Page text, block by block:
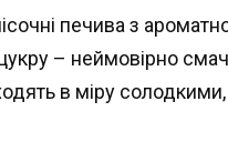
печива з
– неймовірно
в міру солодкими,